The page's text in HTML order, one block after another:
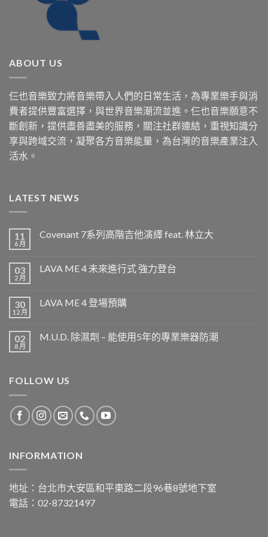
ABOUT US
仨也音樂致力將音樂帶入人們的日常生活，為專業樂手與消
費者提供豐富選擇，與世界音樂潮流並進。仨也音樂願意不
斷創新，提供盡善盡美的服務，關注社群連結，重視知識分
享與跨域交流，凝聚各方音樂能量，為台灣的音樂產業注入
活水。
LATEST NEWS
11
6 月
Covenant 7系列高階吉他演繹 feat. 林立大
03
2 月
LAVA ME 4 未來進行式 強力登台
30
12 月
LAVA ME 4 登場預購
02
8 月
M.U.D. 除濕劑 – 能使用5年的專業樂器防潮
FOLLOW US
INFORMATION
地址：台北市大安區和平東路二段96巷8號地下室
電話：02-87321497